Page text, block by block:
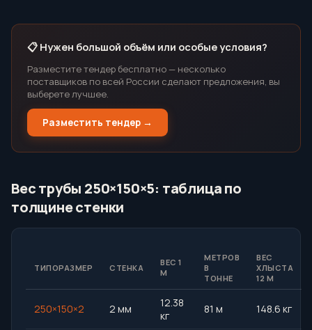
📋 Нужен большой объём или особые условия?
Разместите тендер бесплатно — несколько
поставщиков по всей России сделают предложения, вы
выберете лучшее.
Разместить тендер →
Вес трубы 250×150×5: таблица по
толщине стенки
ТИПОРАЗМЕР СТЕНКА
ВЕС 1
М
МЕТРОВ
В
ТОННЕ
ВЕС
ХЛЫСТА
12 М
250×150×2 2 мм
12.38
кг
81 м 148.6 кг